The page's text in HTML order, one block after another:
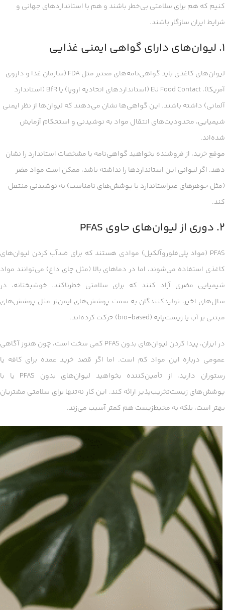
کنیم که هم برای سلامتی بی‌خطر باشند و هم با استانداردهای جهانی و
شرایط ایران سازگار باشند.
۱. لیوان‌های دارای گواهی ایمنی غذایی
لیوان‌های کاغذی باید گواهی‌نامه‌های معتبر مثل FDA (سازمان غذا و داروی
آمریکا)، EU Food Contact (استانداردهای اتحادیه اروپا) یا BfR (استاندارد
آلمانی) داشته باشند. این گواهی‌ها نشان می‌دهند که لیوان‌ها از نظر ایمنی
شیمیایی، محدودیت‌های انتقال مواد به نوشیدنی و استحکام آزمایش
شده‌اند.
موقع خرید، از فروشنده بخواهید گواهی‌نامه یا مشخصات استاندارد را نشان
دهد. اگر لیوانی این استانداردها را نداشته باشد، ممکن است مواد مضر
(مثل جوهرهای غیراستاندارد یا پوشش‌های نامناسب) به نوشیدنی منتقل
کند.
۲. دوری از لیوان‌های حاوی PFAS
PFAS (مواد پلی‌فلوروآلکیل) موادی هستند که برای ضدآب کردن لیوان‌های
کاغذی استفاده می‌شوند، اما در دماهای بالا (مثل چای داغ) می‌توانند مواد
شیمیایی مضری آزاد کنند که برای سلامتی خطرناکند. خوشبختانه، در
سال‌های اخیر، تولیدکنندگان به سمت پوشش‌های ایمن‌تر مثل پوشش‌های
مبتنی بر آب یا زیست‌پایه (bio-based) حرکت کرده‌اند.
در ایران، پیدا کردن لیوان‌های بدون PFAS کمی سخت است، چون هنوز آگاهی
عمومی درباره این مواد کم است. اما اگر قصد خرید عمده برای کافه یا
رستوران دارید، از تأمین‌کننده بخواهید لیوان‌های بدون PFAS یا با
پوشش‌های زیست‌تخریب‌پذیر ارائه کند. این کار نه‌تنها برای سلامتی مشتریان
بهتر است، بلکه به محیط‌زیست هم کمتر آسیب می‌زند.